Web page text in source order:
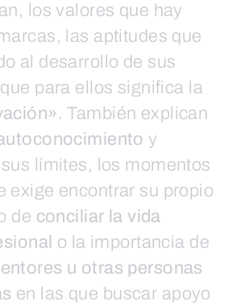
los valores que hay
las aptitudes que
al desarrollo de sus
para ellos significa la
. También explican
y
límites, los momentos
exige encontrar su propio
de conciliar la vida
o la importancia de
u otras personas
en las que buscar apoyo